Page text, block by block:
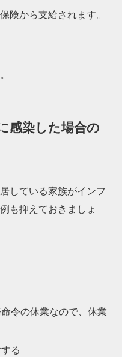
険から支給されます。
感染した場合の
している家族がインフ
も抑えておきましょ
令の休業なので、休業
る